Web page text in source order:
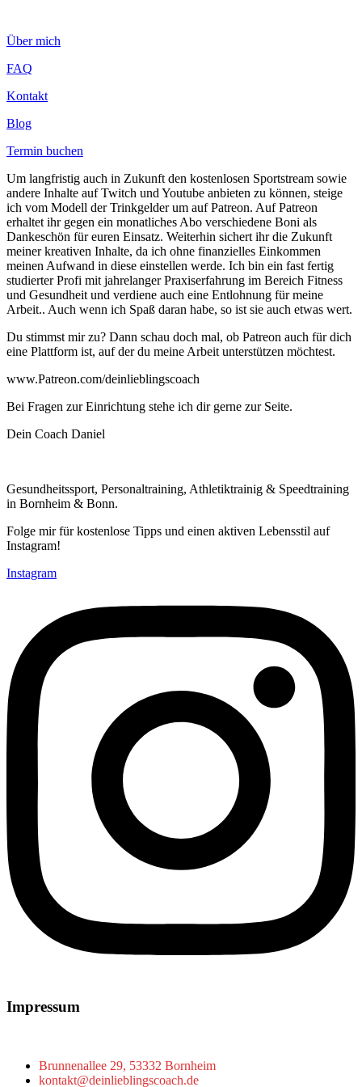
wechseln
Über mich
FAQ
Kontakt
Blog
Termin buchen
Um langfristig auch in Zukunft den kostenlosen Sportstream sowie
andere Inhalte auf Twitch und Youtube anbieten zu können, steige
ich vom Modell der Trinkgelder um auf Patreon. Auf Patreon
erhaltet ihr gegen ein monatliches Abo verschiedene Boni als
Dankeschön für euren Einsatz. Weiterhin sichert ihr die Zukunft
meiner kreativen Inhalte, da ich ohne finanzielles Einkommen
meinen Aufwand in diese einstellen werde. Ich bin ein fast fertig
studierter Profi mit jahrelanger Praxiserfahrung im Bereich Fitness
und Gesundheit und verdiene auch eine Entlohnung für meine
Arbeit.. Auch wenn ich Spaß daran habe, so ist sie auch etwas wert.
Du stimmst mir zu? Dann schau doch mal, ob Patreon auch für dich
eine Plattform ist, auf der du meine Arbeit unterstützen möchtest.
www.Patreon.com/deinlieblingscoach
Bei Fragen zur Einrichtung stehe ich dir gerne zur Seite.
Dein Coach Daniel
Gesundheitssport, Personaltraining, Athletiktrainig & Speedtraining
in Bornheim & Bonn.
Folge mir für kostenlose Tipps und einen aktiven Lebensstil auf
Instagram!
Instagram
Impressum
Brunnenallee 29, 53332 Bornheim
kontakt@deinlieblingscoach.de